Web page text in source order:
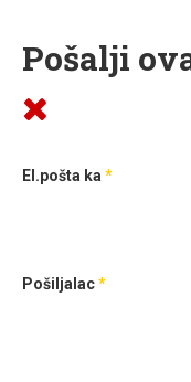
Pošalji
El.pošta ka *
Pošiljalac*